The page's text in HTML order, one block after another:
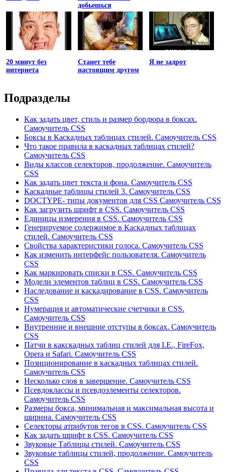
добьешься
20 минут без
интернета
Станет тебе
настоящим другом
Я не задрот
Подразделы
Как задать цвет, стиль и размер бордюра в боксах.
Самоучитель CSS
Боксы в Каскадных таблицах стилей. Самоучитель CSS
Что такое правила в каскадных таблицах стилей?
Самоучитель CSS
Виды классов селекторов, продолжение. Самоучитель
CSS
Как задать цвет текста и фона. Самоучитель CSS
Каскадные таблицы стилей 3. Самоучитель CSS
DOCTYPE- типы документов для CSS Самоучитель CSS
Как загрузить шрифт в CSS. Самоучитель CSS
Единицы измерения в CSS. Самоучитель CSS
Генерируемое содержимое в Каскадных таблицах
стилей. Самоучитель CSS
Свойства характеристики голоса. Самоучитель CSS
Как изменить интерфейс пользователя. Самоучитель
CSS
Как маркировать списки в CSS. Самоучитель CSS
Модели элементов таблиц в CSS. Самоучитель CSS
Наследование и каскадирование в CSS. Самоучитель
CSS
Нумерация и автоматические счетчики в CSS.
Самоучитель CSS
Внутренние и внешние отступы в боксах. Самоучитель
CSS
Патчи в какскадных таблиц стилей для I.E., FireFox,
Opera и Safari. Самоучитель CSS
Позиционирование в каскадных таблицах стилей.
Самоучитель CSS
Несколько слов в завершение. Самоучитель CSS
Псевдоклассы и псевдоэлементы селекторов.
Самоучитель CSS
Размеры бокса, минимальная и максимальная высота и
ширина. Самоучитель CSS
Селекторы атрибутов тегов в CSS. Самоучитель CSS
Как задать шрифт в CSS. Самоучитель CSS
Звуковые Таблицы стилей. Самоучитель CSS
Звуковые таблицы стилей, продолжение. Самоучитель
CSS